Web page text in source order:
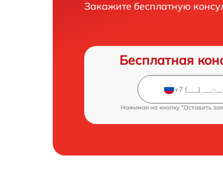
Закажите бесплатную
Бесплатная
Нажимая на кнопку "Оставить